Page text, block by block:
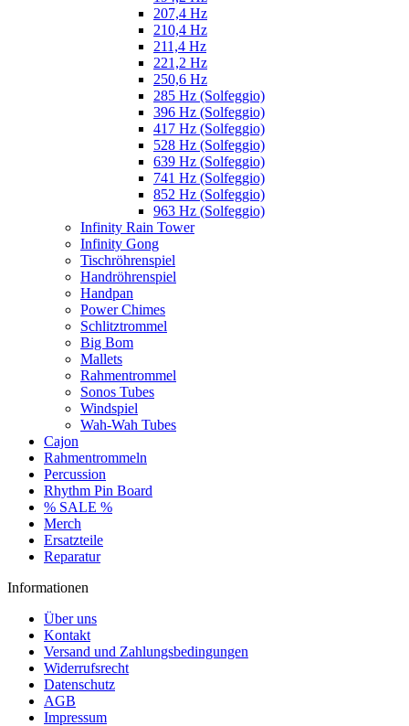
207,4 Hz
210,4 Hz
211,4 Hz
221,2 Hz
250,6 Hz
285 Hz (Solfeggio)
396 Hz (Solfeggio)
417 Hz (Solfeggio)
528 Hz (Solfeggio)
639 Hz (Solfeggio)
741 Hz (Solfeggio)
852 Hz (Solfeggio)
963 Hz (Solfeggio)
Infinity Rain Tower
Infinity Gong
Tischröhrenspiel
Handröhrenspiel
Handpan
Power Chimes
Schlitztrommel
Big Bom
Mallets
Rahmentrommel
Sonos Tubes
Windspiel
Wah-Wah Tubes
Cajon
Rahmentrommeln
Percussion
Rhythm Pin Board
% SALE %
Merch
Ersatzteile
Reparatur
Informationen
Über uns
Kontakt
Versand und Zahlungsbedingungen
Widerrufsrecht
Datenschutz
AGB
Impressum